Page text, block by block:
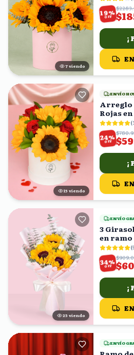
6 viendo
19%
OFF
14 viendo
ENVÍO
Arreglo
Rojas
(
24%
OFF
25 viendo
ENVÍO
3
en ramo
(
34%
OFF
ENVÍO